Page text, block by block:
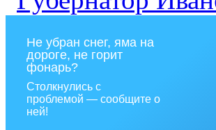
Не убран снег, яма на
дороге, не горит
фонарь?
Столкнулись с
проблемой — сообщите о
ней!